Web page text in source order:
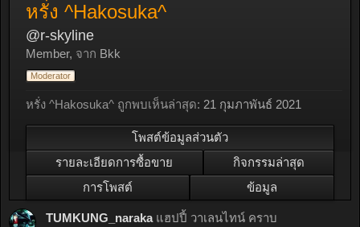
หรั่ง ^Hakosuka^
@r-skyline
Member, จาก Bkk
Moderator
หรั่ง ^Hakosuka^ ถูกพบเห็นล่าสุด: 21 กุมภาพันธ์ 2021
โพสต์ข้อมูลส่วนตัว
รายละเอียดการซื้อขาย
กิจกรรมล่าสุด
การโพสต์
ข้อมูล
TUMKUNG_naraka แฮปปี้ วาเลนไทน์ คราบ